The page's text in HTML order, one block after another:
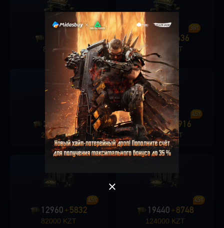
Singapore
ХОРОШО
456
36%
8200 KZT
636
38%
10500 KZT
3280+1326
40%
20500 KZT
6480+2916
45%
41000 KZT
12960 + 5832
45%
82000 KZT
19440 +8748
45%
124000 KZT
OK